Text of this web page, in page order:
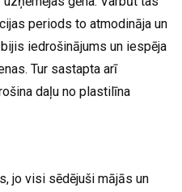
periods to atmodināja un
iedrošinājums un iespēja
Tur sastapta arī
daļu no plastilīna
jo visi sēdējuši mājās un